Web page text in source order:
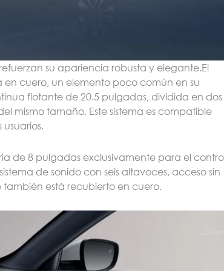
su apariencia robusta y elegante.El
cuero, un elemento poco común en su
flotante de 20.5 pulgadas, dividida en dos
mismo tamaño. Este sistema es compatible
de 8 pulgadas exclusivamente para el
de sonido con seis altavoces, acceso sin
también está recubierto en cuero.